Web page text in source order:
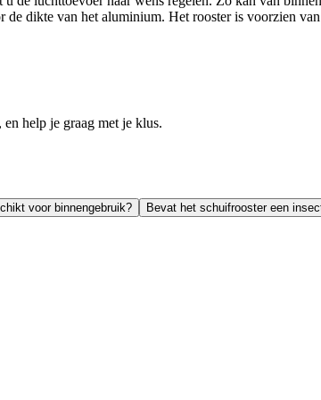
dikte van het aluminium. Het rooster is voorzien
help je graag met je klus.
voor binnengebruik? Bevat het schuifrooster een